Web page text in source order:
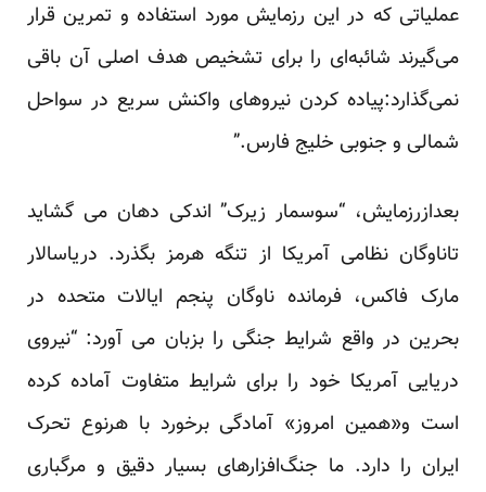
عملیاتی که در این رزمایش مورد استفاده و تمرین قرار
می‌گیرند شائبه‌ای را برای تشخیص هدف اصلی آن باقی
نمی‌گذارد:پیاده کردن نیروهای واکنش سریع در سواحل
شمالی و جنوبی خلیج فارس.”
بعدازرزمایش، “سوسمار زیرک” اندکی دهان می گشاید
تاناوگان نظامی آمریکا از تنگه هرمز بگذرد. دریاسالار
مارک فاکس، فرمانده ناوگان پنجم ایالات متحده در
بحرین در واقع شرایط جنگی را بزبان می آورد: “نیروی
دریایی آمریکا خود را برای شرایط متفاوت آماده کرده
است و«همین امروز» آمادگی برخورد با هرنوع تحرک
ایران را دارد. ما جنگ‌افزارهای بسیار دقیق و مرگباری